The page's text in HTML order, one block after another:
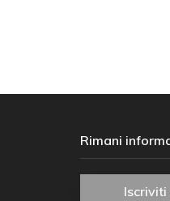
Rimani